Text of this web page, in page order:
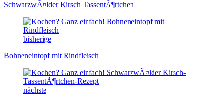
SchwarzwÃ¤lder Kirsch TassentÃ¶rtchen
bisherige
Bohneneintopf mit Rindfleisch
nächste